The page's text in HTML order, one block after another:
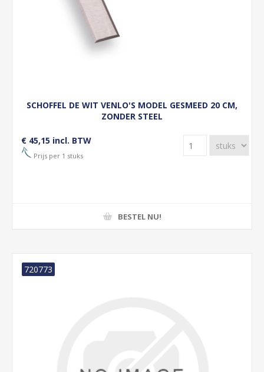
SCHOFFEL DE WIT VENLO'S MODEL GESMEED 20 CM,
ZONDER STEEL
€ 45,15 incl. BTW
Prijs per 1 stuks
BESTEL NU!
720773